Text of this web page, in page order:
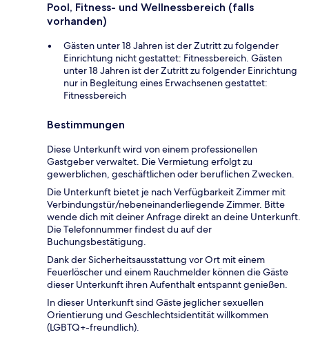
Pool, Fitness- und Wellnessbereich (falls
vorhanden)
Gästen unter 18 Jahren ist der Zutritt zu folgender
Einrichtung nicht gestattet: Fitnessbereich. Gästen
unter 18 Jahren ist der Zutritt zu folgender Einrichtung
nur in Begleitung eines Erwachsenen gestattet:
Fitnessbereich
Bestimmungen
Diese Unterkunft wird von einem professionellen
Gastgeber verwaltet. Die Vermietung erfolgt zu
gewerblichen, geschäftlichen oder beruflichen Zwecken.
Die Unterkunft bietet je nach Verfügbarkeit Zimmer mit
Verbindungstür/nebeneinanderliegende Zimmer. Bitte
wende dich mit deiner Anfrage direkt an deine Unterkunft.
Die Telefonnummer findest du auf der
Buchungsbestätigung.
Dank der Sicherheitsausstattung vor Ort mit einem
Feuerlöscher und einem Rauchmelder können die Gäste
dieser Unterkunft ihren Aufenthalt entspannt genießen.
In dieser Unterkunft sind Gäste jeglicher sexuellen
Orientierung und Geschlechtsidentität willkommen
(LGBTQ+-freundlich).